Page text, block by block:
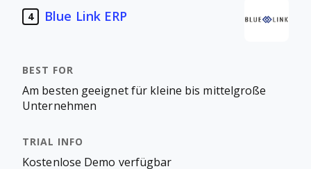
4 Blue Link ERP
Am besten geeignet für kleine bis mittelgroße
Unternehmen
Kostenlose Demo verfügbar